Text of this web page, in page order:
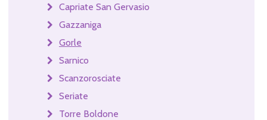
Capriate San Gervasio
Gazzaniga
Gorle
Sarnico
Scanzorosciate
Seriate
Torre Boldone